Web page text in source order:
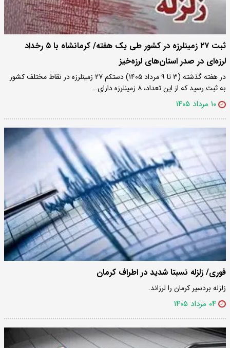
ثبت ۲۷ زمینلرزه در کشور طی یک هفته/ کرمانشاه با ۵ رخداد
لرزه‌ای در صدر استان‌های لرزه‌خیز
در هفته گذشته (۳ تا ۹ مرداد ۱۴۰۵) دستکم ۲۷ زمینلرزه در نقاط مختلف کشور
به ثبت رسید که از این تعداد، ۸ زمینلرزه دارای…
۱۰ مرداد ۱۴۰۵
فوری/ زلزله نسبتا شدید در اطراف کرمان
زلزله بردسیر کرمان را لرزاند.
۰۴ مرداد ۱۴۰۵